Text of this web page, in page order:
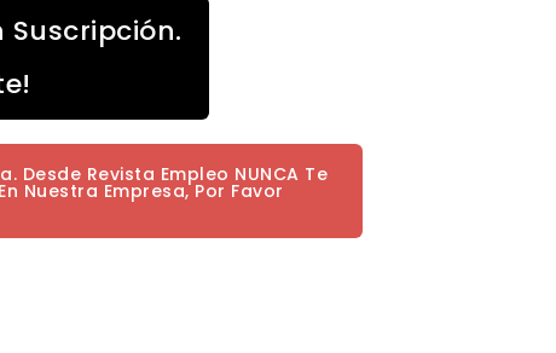
Suscripción.
Desde Revista Empleo NUNCA Te
Nuestra Empresa, Por Favor